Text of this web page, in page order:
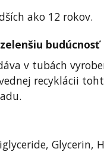
ako 12 rokov.
budúcnosť
v tubách
recyklácii
Glycerin,